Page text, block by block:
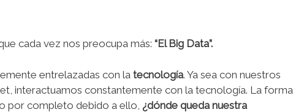
cada vez nos preocupa más: “El Big Data”.
entrelazadas con la tecnología. Ya sea con nuestros
interactuamos constantemente con la tecnología. La forma
por completo debido a ello, ¿dónde queda nuestra